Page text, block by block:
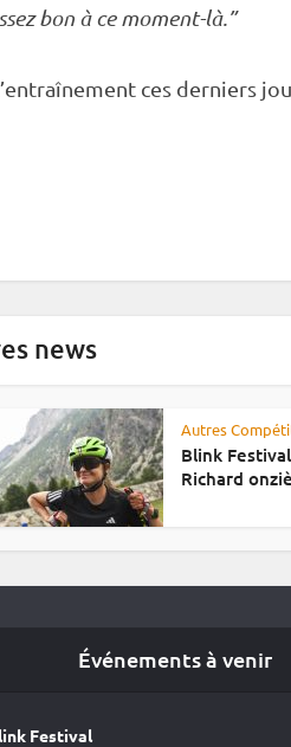
bon à ce moment-là.”
ces derniers
news
Autres
Blink
Richard
Événements à venir
Festival